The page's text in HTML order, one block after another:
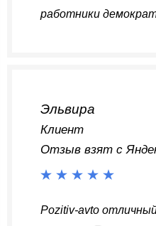
работники
Эльвира
Клиент
Отзыв взят с
Pozitiv-avto